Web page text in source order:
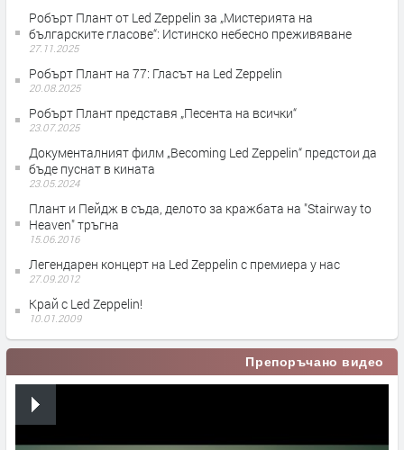
Робърт Плант от Led Zeppelin за „Мистерията на
българските гласове“: Истинско небесно преживяване
27.11.2025
Робърт Плант на 77: Гласът на Led Zeppelin
20.08.2025
Робърт Плант представя „Песента на всички“
23.07.2025
Документалният филм „Becoming Led Zeppelin“ предстои да
бъде пуснат в кината
23.05.2024
Плант и Пейдж в съда, делото за кражбата на "Stairway to
Heaven" тръгна
15.06.2016
Легендарен концерт на Led Zeppelin с премиера у нас
27.09.2012
Край с Led Zeppelin!
10.01.2009
Препоръчано видео